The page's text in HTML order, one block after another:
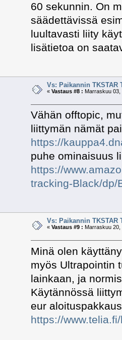
60 sekunnin. On
säädettävissä
luultavasti liity
lisätietoa on
Vs: Paikannin TKSTAR
«Vastaus #8 : Marraskuu 03,
Vähän offtopic,
liittymän nämät
https://
puhe ominaisuus
https://
tracking-Black/dp/
Vs: Paikannin TKSTAR
«Vastaus #9 : Marraskuu 20,
Minä olen
myös Ultrapointin
lainkaan, ja
Käytännössä
eur
https://